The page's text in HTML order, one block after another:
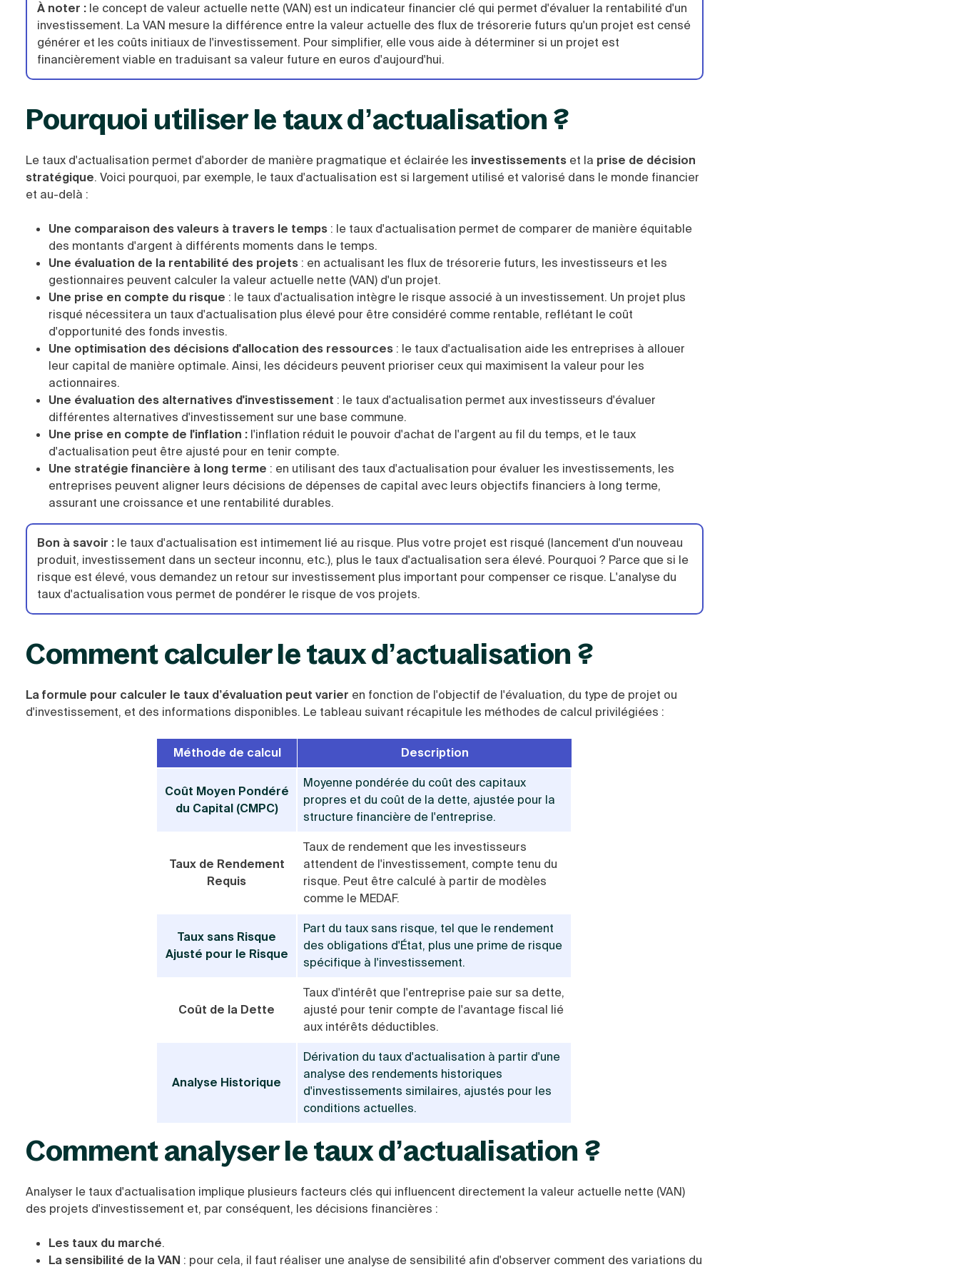
À noter : le concept de valeur actuelle nette (VAN) est un indicateur financier clé qui permet d'évaluer la rentabilité d'un
investissement. La VAN mesure la différence entre la valeur actuelle des flux de trésorerie futurs qu'un projet est censé
générer et les coûts initiaux de l'investissement. Pour simplifier, elle vous aide à déterminer si un projet est
financièrement viable en traduisant sa valeur future en euros d'aujourd'hui.
Pourquoi utiliser le taux d’actualisation ?
Le taux d'actualisation permet d'aborder de manière pragmatique et éclairée les investissements et la prise de décision
stratégique. Voici pourquoi, par exemple, le taux d'actualisation est si largement utilisé et valorisé dans le monde financier
et au-delà :
Une comparaison des valeurs à travers le temps : le taux d'actualisation permet de comparer de manière équitable
des montants d'argent à différents moments dans le temps.
Une évaluation de la rentabilité des projets : en actualisant les flux de trésorerie futurs, les investisseurs et les
gestionnaires peuvent calculer la valeur actuelle nette (VAN) d'un projet.
Une prise en compte du risque : le taux d'actualisation intègre le risque associé à un investissement. Un projet plus
risqué nécessitera un taux d'actualisation plus élevé pour être considéré comme rentable, reflétant le coût
d'opportunité des fonds investis.
Une optimisation des décisions d'allocation des ressources : le taux d'actualisation aide les entreprises à allouer
leur capital de manière optimale. Ainsi, les décideurs peuvent prioriser ceux qui maximisent la valeur pour les
actionnaires.
Une évaluation des alternatives d'investissement : le taux d'actualisation permet aux investisseurs d'évaluer
différentes alternatives d'investissement sur une base commune.
Une prise en compte de l'inflation : l'inflation réduit le pouvoir d'achat de l'argent au fil du temps, et le taux
d'actualisation peut être ajusté pour en tenir compte.
Une stratégie financière à long terme : en utilisant des taux d'actualisation pour évaluer les investissements, les
entreprises peuvent aligner leurs décisions de dépenses de capital avec leurs objectifs financiers à long terme,
assurant une croissance et une rentabilité durables.
Bon à savoir : le taux d'actualisation est intimement lié au risque. Plus votre projet est risqué (lancement d'un nouveau
produit, investissement dans un secteur inconnu, etc.), plus le taux d'actualisation sera élevé. Pourquoi ? Parce que si le
risque est élevé, vous demandez un retour sur investissement plus important pour compenser ce risque. L'analyse du
taux d'actualisation vous permet de pondérer le risque de vos projets.
Comment calculer le taux d’actualisation ?
La formule pour calculer le taux d’évaluation peut varier en fonction de l'objectif de l'évaluation, du type de projet ou
d'investissement, et des informations disponibles. Le tableau suivant récapitule les méthodes de calcul privilégiées :
Méthode de calcul Description
Coût Moyen Pondéré
du Capital (CMPC)
Moyenne pondérée du coût des capitaux
propres et du coût de la dette, ajustée pour la
structure financière de l'entreprise.
Taux de Rendement
Requis
Taux de rendement que les investisseurs
attendent de l'investissement, compte tenu du
risque. Peut être calculé à partir de modèles
comme le MEDAF.
Taux sans Risque
Ajusté pour le Risque
Part du taux sans risque, tel que le rendement
des obligations d'État, plus une prime de risque
spécifique à l'investissement.
Coût de la Dette
Taux d'intérêt que l'entreprise paie sur sa dette,
ajusté pour tenir compte de l'avantage fiscal lié
aux intérêts déductibles.
Analyse Historique
Dérivation du taux d'actualisation à partir d'une
analyse des rendements historiques
d'investissements similaires, ajustés pour les
conditions actuelles.
Comment analyser le taux d’actualisation ?
Analyser le taux d'actualisation implique plusieurs facteurs clés qui influencent directement la valeur actuelle nette (VAN)
des projets d'investissement et, par conséquent, les décisions financières :
Les taux du marché.
La sensibilité de la VAN : pour cela, il faut réaliser une analyse de sensibilité afin d'observer comment des variations du